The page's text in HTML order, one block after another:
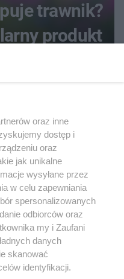
trawnik?
produkt
w
sekcji
oraz inne
dostęp i
oraz
jak unikalne
wysyłane przez
w celu zapewniania
spersonalizowanych
odbiorców oraz
my i Zaufani
danych
skanować
identyfikacji.